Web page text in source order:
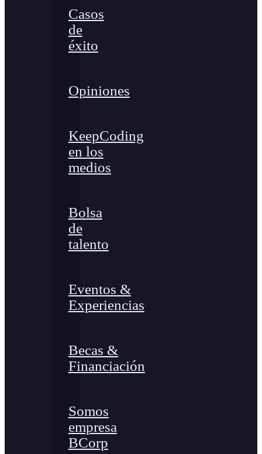
Casos
de
éxito
Opiniones
KeepCoding
en los
medios
Bolsa
de
talento
Eventos &
Experiencias
Becas &
Financiación
Somos
empresa
BCorp